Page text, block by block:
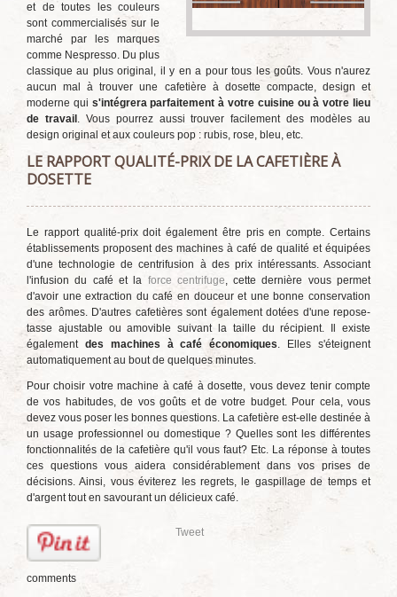
et de toutes les couleurs
sont commercialisés sur le
marché par les marques
comme Nespresso. Du plus
classique au plus original, il y en a pour tous les goûts. Vous n'aurez
aucun mal à trouver une cafetière à dosette compacte, design et
moderne qui s'intégrera parfaitement à votre cuisine ou à votre lieu
de travail . Vous pourrez aussi trouver facilement des modèles au
design original et aux couleurs pop : rubis, rose, bleu, etc.
LE RAPPORT QUALITÉ-PRIX DE LA CAFETIÈRE À
DOSETTE
Le rapport qualité-prix doit également être pris en compte. Certains
établissements proposent des machines à café de qualité et équipées
d'une technologie de centrifusion à des prix intéressants. Associant
l'infusion du café et la force centrifuge, cette dernière vous permet
d'avoir une extraction du café en douceur et une bonne conservation
des arômes. D'autres cafetières sont également dotées d'une repose-
tasse ajustable ou amovible suivant la taille du récipient. Il existe
également des machines à café économiques. Elles s'éteignent
automatiquement au bout de quelques minutes.
Pour choisir votre machine à café à dosette, vous devez tenir compte
de vos habitudes, de vos goûts et de votre budget. Pour cela, vous
devez vous poser les bonnes questions. La cafetière est-elle destinée à
un usage professionnel ou domestique ? Quelles sont les différentes
fonctionnalités de la cafetière qu'il vous faut? Etc. La réponse à toutes
ces questions vous aidera considérablement dans vos prises de
décisions. Ainsi, vous éviterez les regrets, le gaspillage de temps et
d'argent tout en savourant un délicieux café.
Tweet
comments